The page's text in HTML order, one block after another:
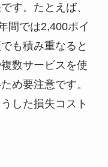
す。たとえば、
間では2,400ポイ
も積み重なると
数サービスを使
め要注意です。
した損失コスト